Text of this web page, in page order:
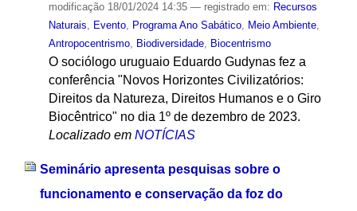
modificação18/01/2024 14:35 — registrado em: Recursos
Naturais, Evento, Programa Ano Sabático, Meio Ambiente,
Antropocentrismo, Biodiversidade, Biocentrismo
O sociólogo uruguaio Eduardo Gudynas fez a
conferência "Novos Horizontes Civilizatórios:
Direitos da Natureza, Direitos Humanos e o Giro
Biocêntrico" no dia 1º de dezembro de 2023.
Localizado em NOTÍCIAS
Seminário apresenta pesquisas sobre o
funcionamento e conservação da foz do